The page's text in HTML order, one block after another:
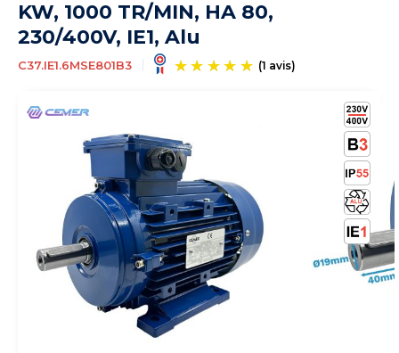
KW, 1000 TR/MIN, HA 80,
230/400V, IE1, Alu
C37.IE1.6MSE801B3
(1 avis)